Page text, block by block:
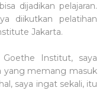
dijadikan pelajaran.
diikutkan pelatihan
Jakarta.
Institut, saya
yang memang masuk
saya ingat sekali, itu